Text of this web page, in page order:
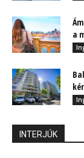
a
INTERJÚK